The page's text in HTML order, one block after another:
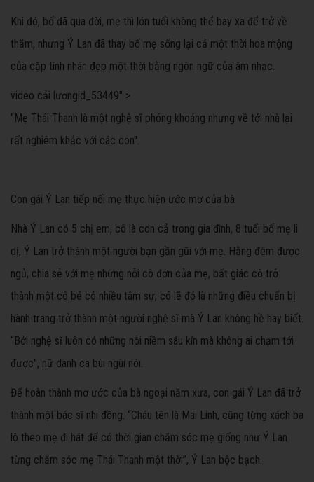
Khi đó, bố đã qua đời, mẹ thì lớn tuổi không thể bay xa để trở về
thăm, nhưng Ý Lan đã thay bố mẹ sống lại cả một thời hoa mộng
của cặp tình nhân đẹp một thời bằng ngôn ngữ của âm nhạc.
video cải lươngid_53449" >
"Mẹ Thái Thanh là một nghệ sĩ phóng khoáng nhưng về tới nhà lại
rất nghiêm khắc với các con".
Con gái Ý Lan tiếp nối mẹ thực hiện ước mơ của bà
Nhà Ý Lan có 5 chị em, cô là con cả trong gia đình, 8 tuổi bố mẹ li
dị, Ý Lan trở thành một người bạn gần gũi với mẹ. Hằng đêm được
ngủ, chia sẻ với mẹ những nỗi cô đơn của mẹ, bất giác cô trở
thành một cô bé có nhiều tâm sự, có lẽ đó là những điều chuẩn bị
hành trang trở thành một người nghệ sĩ mà Ý Lan không hề hay biết.
“Bởi nghệ sĩ luôn có những nỗi niềm sâu kín mà không ai chạm tới
được”, nữ danh ca bùi ngùi nói.
Để hoàn thành mơ ước của bà ngoại năm xưa, con gái Ý Lan đã trở
thành một bác sĩ nhi đồng. “Cháu tên là Mai Linh, cũng từng xách ba
lô theo mẹ đi hát để có thời gian chăm sóc mẹ giống như Ý Lan
từng chăm sóc mẹ Thái Thanh một thời”, Ý Lan bộc bạch.